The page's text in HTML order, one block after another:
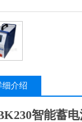
细介绍
智能蓄